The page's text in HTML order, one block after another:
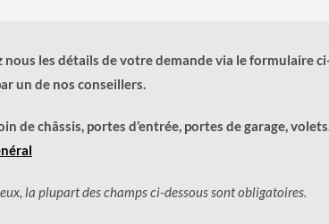
nous les détails de votre demande via le formulaire
un de nos conseillers.
de châssis, portes d’entrée, portes de garage,
la plupart des champs ci-dessous sont obligatoires.